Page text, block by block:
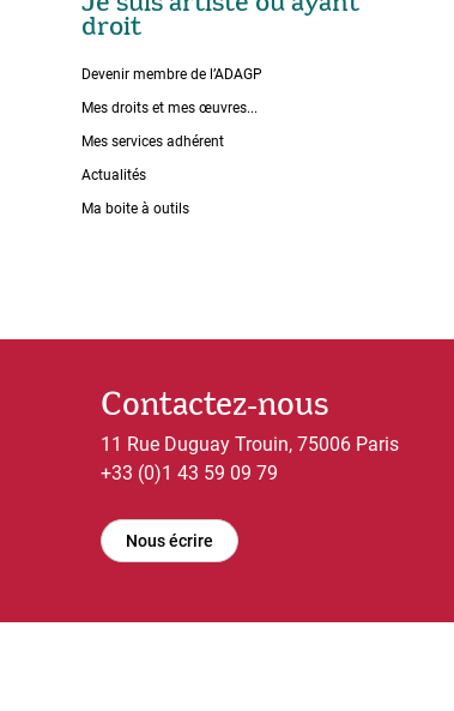
droit
Devenir membre de l’ADAGP
Mes droits et mes œuvres...
Mes services adhérent
Actualités
Ma boite à outils
Contactez-nous
11 Rue Duguay Trouin, 75006 Paris
+33 (0)1 43 59 09 79
Nous écrire